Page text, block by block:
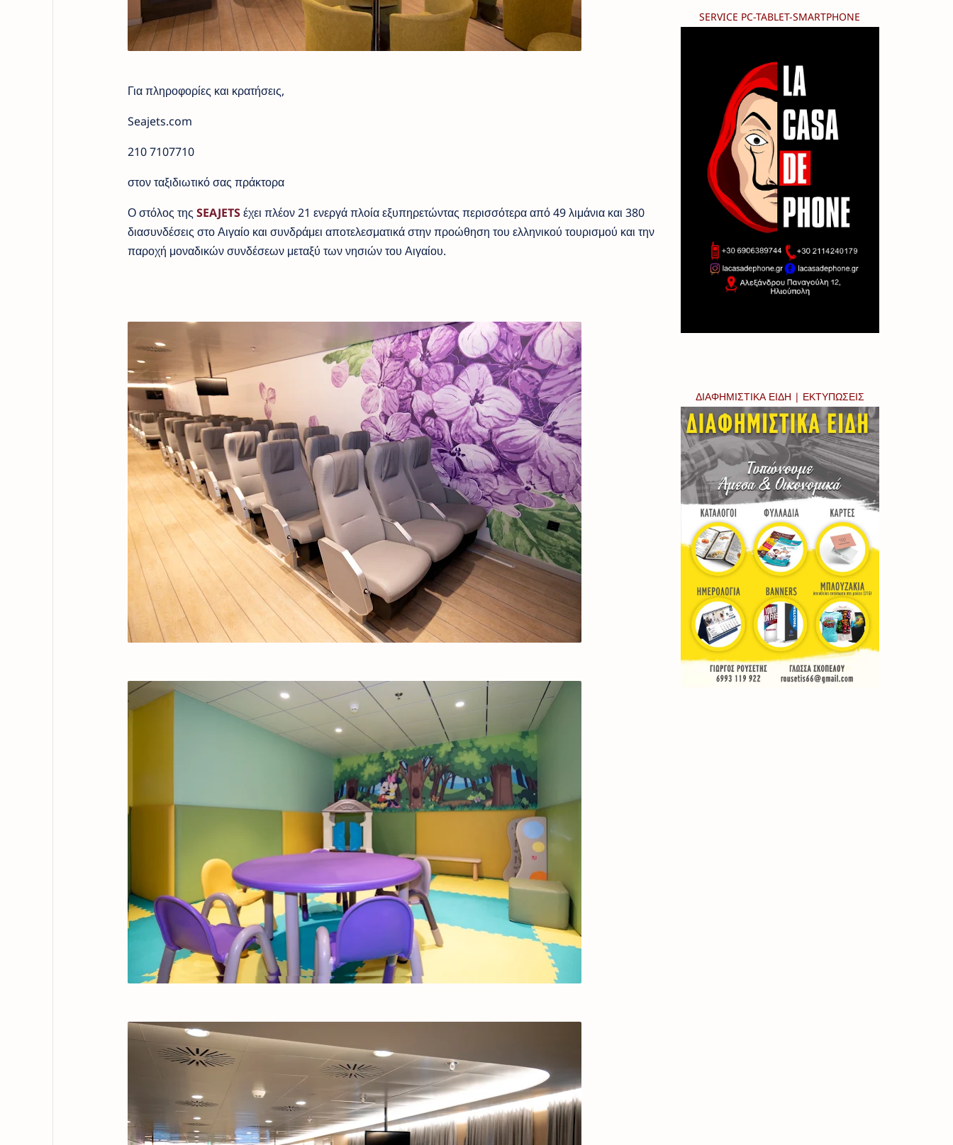
Για πληροφορίες και κρατήσεις,
Seajets.com
210 7107710
στον ταξιδιωτικό σας πράκτορα
Ο στόλος της SEAJETSέχει πλέον 21 ενεργά πλοία εξυπηρετώντας περισσότερα από 49 λιμάνια και 380
διασυνδέσεις στο Αιγαίο και συνδράμει αποτελεσματικά στην προώθηση του ελληνικού τουρισμού και την
παροχή μοναδικών συνδέσεων μεταξύ των νησιών του Αιγαίου.
SERVICE PC-TABLET-SMARTPHONE
ΔΙΑΦΗΜΙΣΤΙΚΑ ΕΙΔΗ | ΕΚΤΥΠΩΣΕΙΣ